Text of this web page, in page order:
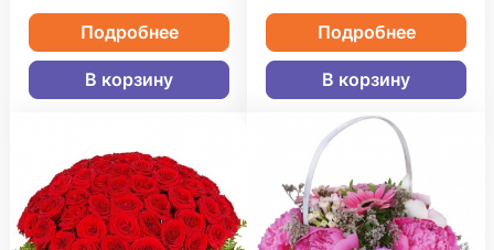
Подробнее
В корзину
Подробнее
В корзину